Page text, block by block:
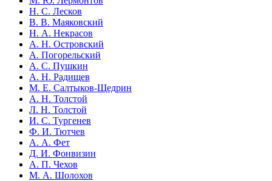
Н. С. Лесков
В. В. Маяковский
Н. А. Некрасов
А. Н. Островский
А. Погорельский
А. С. Пушкин
А. Н. Радищев
М. Е. Салтыков-Щедрин
А. Н. Толстой
Л. Н. Толстой
И. С. Тургенев
Ф. И. Тютчев
А. А. Фет
Д. И. Фонвизин
А. П. Чехов
М. А. Шолохов